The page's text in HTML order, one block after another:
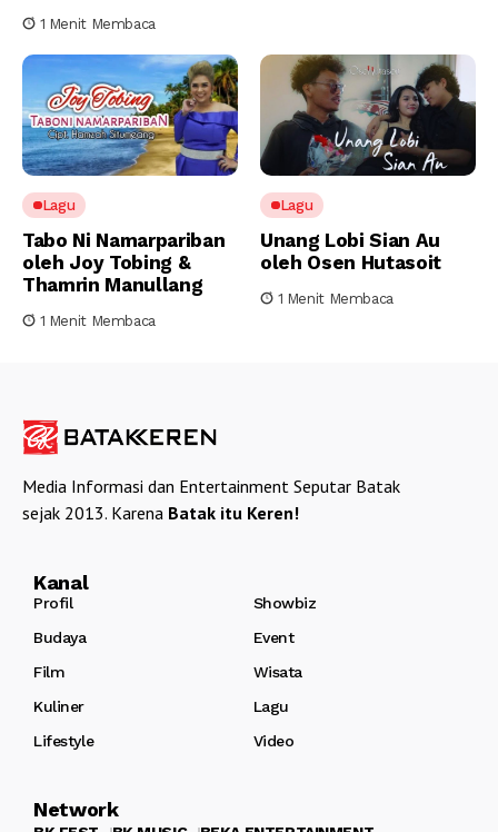
1 Menit Membaca
Lagu
Tabo Ni Namarpariban
oleh Joy Tobing &
Thamrin Manullang
1 Menit Membaca
Lagu
Unang Lobi Sian Au
oleh Osen Hutasoit
1 Menit Membaca
Media Informasi dan Entertainment Seputar Batak
sejak 2013. Karena Batak itu Keren!
Kanal
Profil
Showbiz
Budaya
Event
Film
Wisata
Kuliner
Lagu
Lifestyle
Video
Network